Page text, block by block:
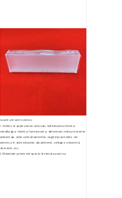
Cuvetta in vetro ottico:
1. Ambito di applicazione: utilizzato nell'industria chimica,
metallurgica, medica, farmaceutica, alimentare, nella protezione
ambientale, nelle centrali elettriche, negli impianti idrici, nel
petrolio e in altre industrie, dipartimenti, college e università,
laboratori, ecc.
2. Materiale: potere del quarzo di elevata purezza.